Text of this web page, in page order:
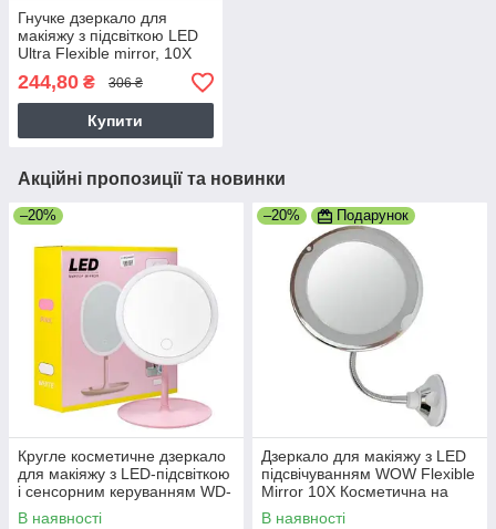
Гнучке дзеркало для
макіяжу з підсвіткою LED
Ultra Flexible mirror, 10X
збільшення, (0013 ZER
10X HH 077)
244,80 ₴ 306 ₴
Купити
Акційні пропозиції та новинки
–20%
Кругле косметичне дзеркало
для макіяжу з LED-підсвіткою
і сенсорним керуванням WD-
003
В наявності
–20% Подарунок
Дзеркало для макіяжу з LED
підсвічуванням WOW Flexible
Mirror 10X Косметична на
присосці та гнучкі ніжки
В наявності